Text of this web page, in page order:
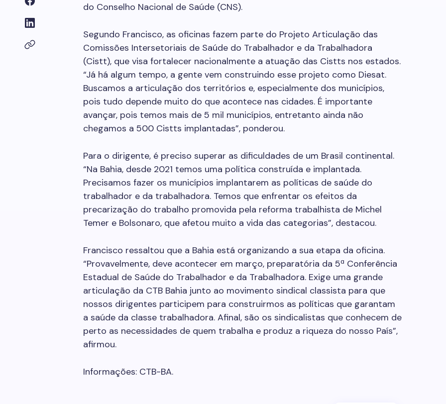
do Conselho Nacional de Saúde (CNS).
Segundo Francisco, as oficinas fazem parte do Projeto Articulação das
Comissões Intersetoriais de Saúde do Trabalhador e da Trabalhadora
(Cistt), que visa fortalecer nacionalmente a atuação das Cistts nos estados.
“Já há algum tempo, a gente vem construindo esse projeto como Diesat.
Buscamos a articulação dos territórios e, especialmente dos municípios,
pois tudo depende muito do que acontece nas cidades. É importante
avançar, pois temos mais de 5 mil municípios, entretanto ainda não
chegamos a 500 Cistts implantadas”, ponderou.
Para o dirigente, é preciso superar as dificuldades de um Brasil continental.
“Na Bahia, desde 2021 temos uma política construída e implantada.
Precisamos fazer os municípios implantarem as políticas de saúde do
trabalhador e da trabalhadora. Temos que enfrentar os efeitos da
precarização do trabalho promovida pela reforma trabalhista de Michel
Temer e Bolsonaro, que afetou muito a vida das categorias”, destacou.
Francisco ressaltou que a Bahia está organizando a sua etapa da oficina.
“Provavelmente, deve acontecer em março, preparatória da 5ª Conferência
Estadual de Saúde do Trabalhador e da Trabalhadora. Exige uma grande
articulação da CTB Bahia junto ao movimento sindical classista para que
nossos dirigentes participem para construirmos as políticas que garantam
a saúde da classe trabalhadora. Afinal, são os sindicalistas que conhecem de
perto as necessidades de quem trabalha e produz a riqueza do nosso País”,
afirmou.
Informações: CTB-BA.